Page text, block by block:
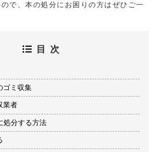
で、本の処分にお困りの方はぜひご一
目次
ゴミ収集
業者
処分する方法